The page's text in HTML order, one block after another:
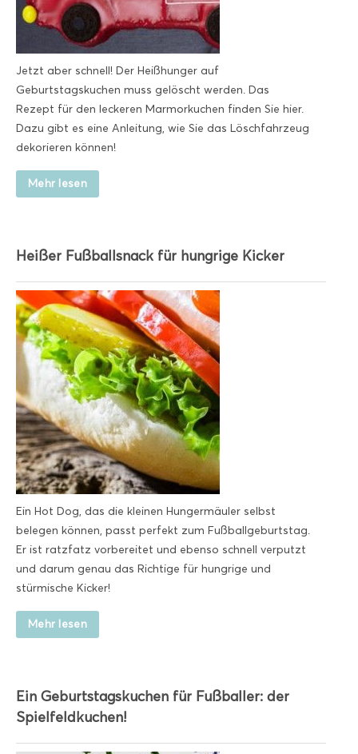
Jetzt aber schnell! Der Heißhunger auf
Geburtstagskuchen muss gelöscht werden. Das
Rezept für den leckeren Marmorkuchen finden Sie hier.
Dazu gibt es eine Anleitung, wie Sie das Löschfahrzeug
dekorieren können!
Mehr lesen
Heißer Fußballsnack für hungrige Kicker
Ein Hot Dog, das die kleinen Hungermäuler selbst
belegen können, passt perfekt zum Fußballgeburtstag.
Er ist ratzfatz vorbereitet und ebenso schnell verputzt
und darum genau das Richtige für hungrige und
stürmische Kicker!
Mehr lesen
Ein Geburtstagskuchen für Fußballer: der
Spielfeldkuchen!